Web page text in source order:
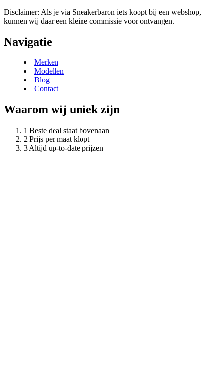
Disclaimer: Als je via Sneakerbaron iets koopt bij een webshop,
kunnen wij daar een kleine commissie voor ontvangen.
Navigatie
Merken
Modellen
Blog
Contact
Waarom wij uniek zijn
Beste deal staat bovenaan
Prijs per maat klopt
Altijd up-to-date prijzen